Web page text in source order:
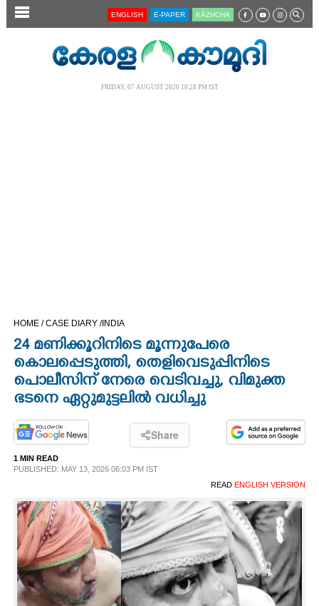
SECTIONS
OPINION
LIFESTYLE
INFO+
ART
ENGLISH E-PAPER KĀZHCHA
FRIDAY, 07 AUGUST 2026 10.28 PM IST
HOME /CASE DIARY /INDIA
24 മണിക്കൂറിനിടെ മൂന്നുപേരെ
കൊലപ്പെടുത്തി,​ തെളിവെടുപ്പിനിടെ
പൊലീസിന് നേരെ വെടിവച്ചു,​ വിമുക്ത
ഭടനെ ഏറ്റുമുട്ടലിൽ വധിച്ചു
Share
1 MIN READ
PUBLISHED: MAY 13, 2026 06:03 PM IST
READ ENGLISH VERSION